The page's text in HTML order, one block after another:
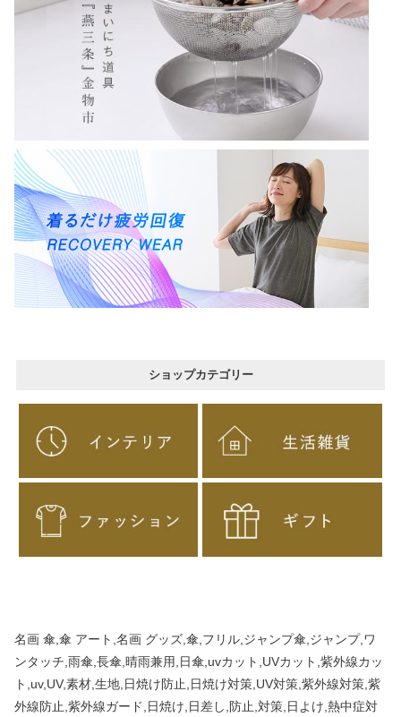
ショップカテゴリー
名画 傘,傘 アート,名画 グッズ,傘,フリル,ジャンプ傘,ジャンプ,ワ
ンタッチ,雨傘,長傘,晴雨兼用,日傘,uvカット,UVカット,紫外線カッ
ト,uv,UV,素材,生地,日焼け防止,日焼け対策,UV対策,紫外線対策,紫
外線防止,紫外線ガード,日焼け,日差し,防止,対策,日よけ,熱中症対